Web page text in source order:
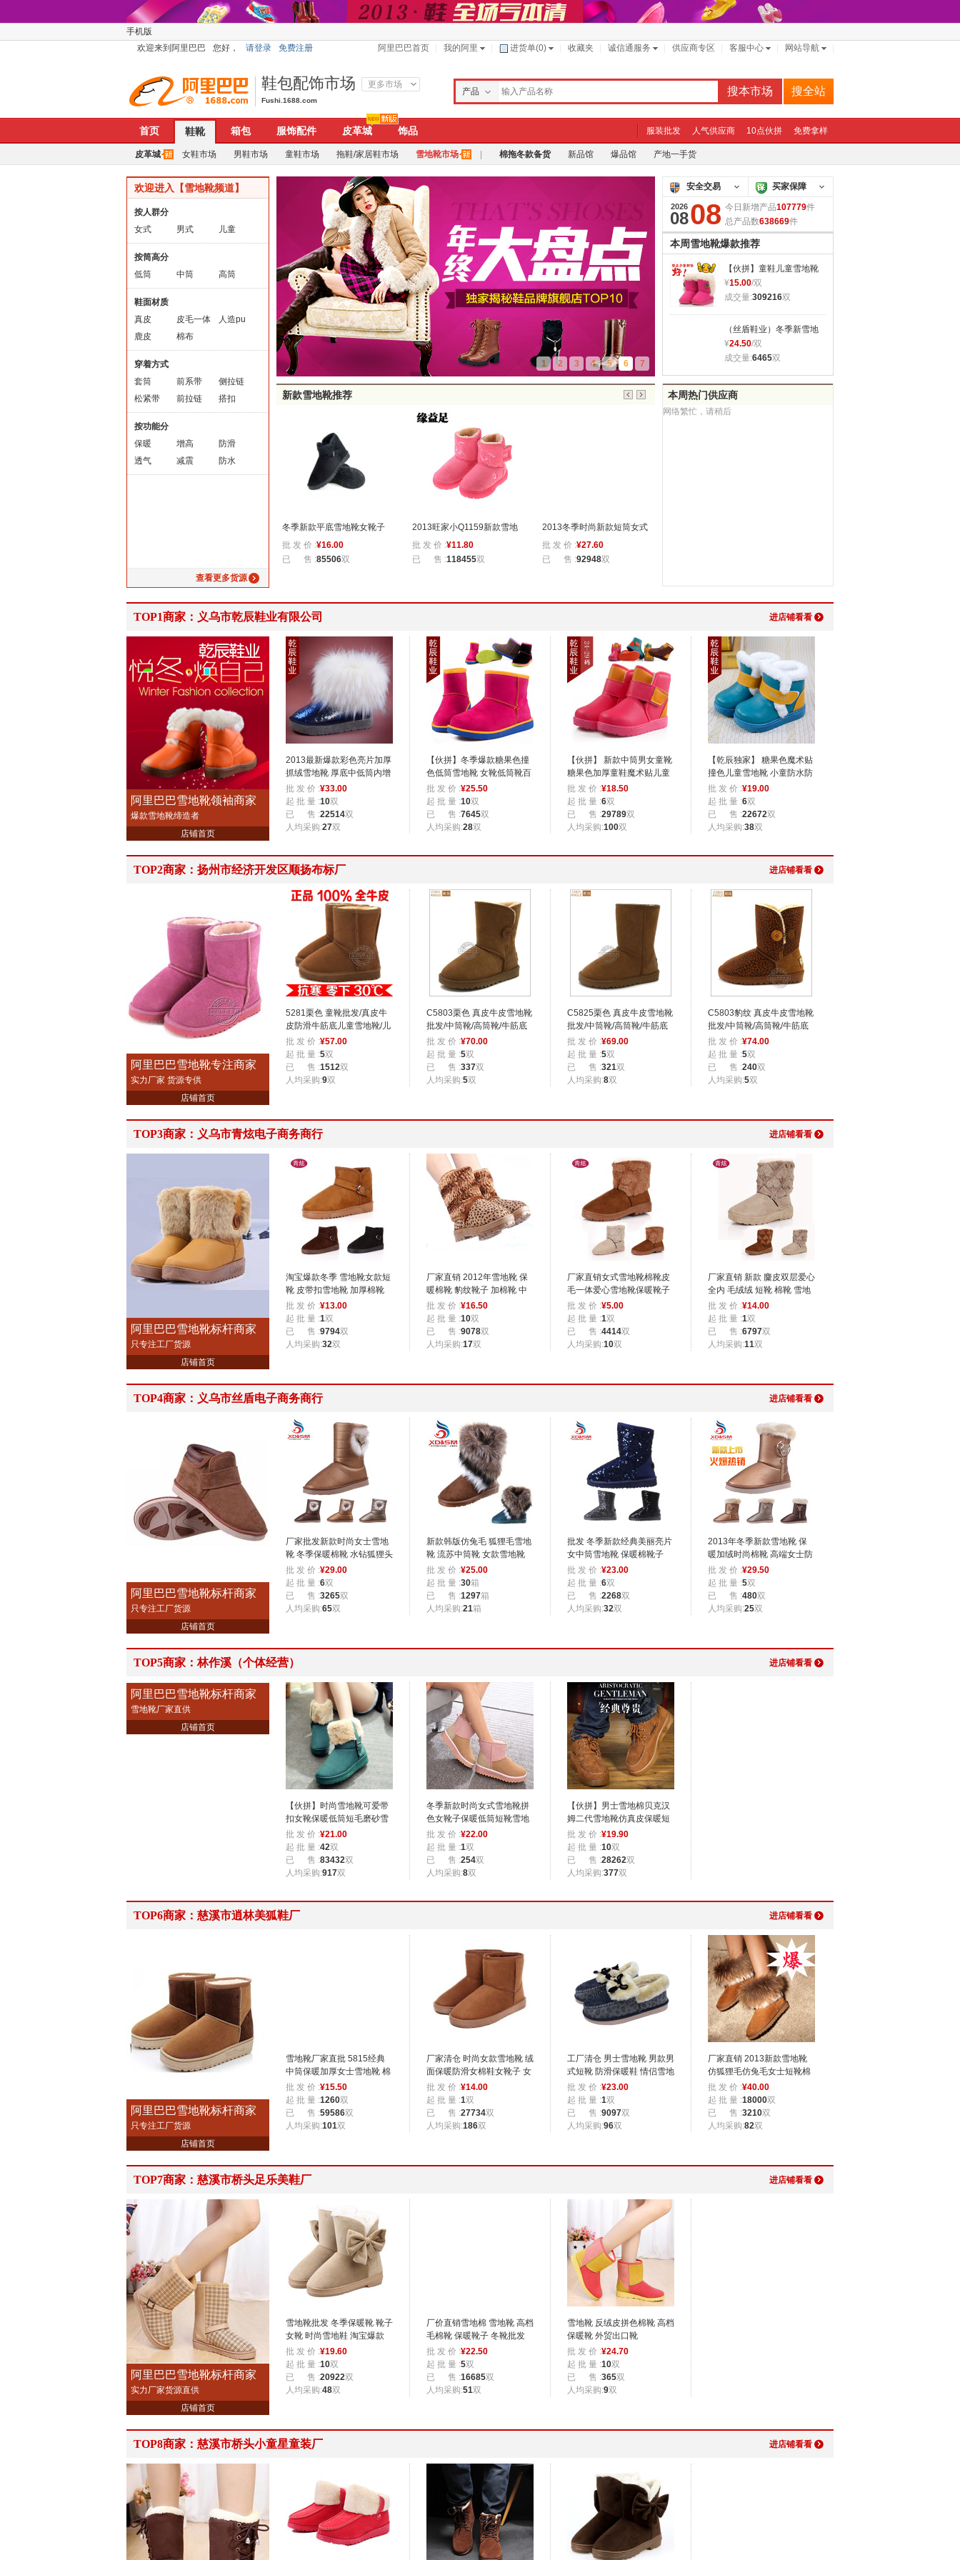
手机版
您好，
欢迎来到阿里巴巴 请登录 免费注册 阿里巴巴首页 我的阿里 进货单(0) 收藏夹 诚信通服务 供应商专区 客服中心 网站导航
鞋包配饰市场 更多市场
Fushi.1688.com
产品 搜本市场 搜全站
首页 鞋靴 箱包 服饰配件 皮革城 饰品 服装批发 人气供应商 10点伙拼 免费拿样
皮革城 女鞋市场 男鞋市场 童鞋市场 拖鞋/家居鞋市场 雪地靴市场 棉拖冬款备货 新品馆 爆品馆 产地一手货
欢迎进入【雪地靴频道】
按人群分
女式
男式 儿童
按筒高分
低筒
中筒 高筒
鞋面材质
真皮
皮毛一体
人造pu
鹿皮
棉布
穿着方式
套筒
前系带
侧拉链
松紧带
前拉链 搭扣
按功能分
保暖
增高
防滑
透气
减震 防水
查看更多货源
1 2 3 4 5 6 7
新款雪地靴推荐
冬季新款平底雪地靴女靴子
平跟短筒搭扣靴棉鞋女鞋 批
批 发 价 :¥16.00
已 售 :85506双
2013旺家小Q1159新款雪地
靴批发 可爱儿童雪地靴 厂家
批 发 价 :¥11.80
已 售 :118455双
2013冬季时尚新款短筒女式
雪地鞋 加绒加厚潮流雪地靴
批 发 价 :¥27.60
已 售 :92948双
安全交易 买家保障
2026
0808 今日新增产品107779件
总产品数638669件
本周雪地靴爆款推荐
【伙拼】童鞋儿童雪地靴
加厚超柔保暖翻毛防滑学
步鞋厂家批发直销
¥15.00/双
成交量:309216双
（丝盾鞋业）冬季新雪地
靴女中筒靴蝴蝶结棉靴休
闲雪地鞋冬保暖鞋
¥24.50/双
成交量:6465双
本周热门供应商
网络繁忙，请稍后
TOP1商家：义乌市乾辰鞋业有限公司 进店铺看看
阿里巴巴雪地靴领袖商家
爆款雪地靴缔造者
店铺首页
2013最新爆款彩色亮片加厚
抓绒雪地靴 厚底中低筒内增
高女棉靴子
批 发 价 :¥33.00
起 批 量 :10双
已 售 :22514双
人均采购:27双
【伙拼】冬季爆款糖果色撞
色低筒雪地靴 女靴低筒靴百
搭时尚靴子
批 发 价 :¥25.50
起 批 量 :10双
已 售 :7645双
人均采购:28双
【伙拼】 新款中筒男女童靴
糖果色加厚童鞋魔术贴儿童
雪地靴批发
批 发 价 :¥18.50
起 批 量 :6双
已 售 :29789双
人均采购:100双
【乾辰独家】 糖果色魔术贴
撞色儿童雪地靴 小童防水防
滑棉靴
批 发 价 :¥19.00
起 批 量 :6双
已 售 :22672双
人均采购:38双
TOP2商家：扬州市经济开发区顺扬布标厂 进店铺看看
阿里巴巴雪地靴专注商家
实力厂家 货源专供
店铺首页
5281栗色 童靴批发/真皮牛
皮防滑牛筋底儿童雪地靴/儿
童靴子/童鞋
批 发 价 :¥57.00
起 批 量 :5双
已 售 :1512双
人均采购:9双
C5803栗色 真皮牛皮雪地靴
批发/中筒靴/高筒靴/牛筋底
女靴子/冬靴
批 发 价 :¥70.00
起 批 量 :5双
已 售 :337双
人均采购:5双
C5825栗色 真皮牛皮雪地靴
批发/中筒靴/高筒靴/牛筋底
女靴子/冬靴
批 发 价 :¥69.00
起 批 量 :5双
已 售 :321双
人均采购:8双
C5803豹纹 真皮牛皮雪地靴
批发/中筒靴/高筒靴/牛筋底
女靴子/冬靴
批 发 价 :¥74.00
起 批 量 :5双
已 售 :240双
人均采购:5双
TOP3商家：义乌市青炫电子商务商行 进店铺看看
阿里巴巴雪地靴标杆商家
只专注工厂货源
店铺首页
淘宝爆款冬季 雪地靴女款短
靴 皮带扣雪地靴 加厚棉靴
保暖鞋
批 发 价 :¥13.00
起 批 量 :1双
已 售 :9794双
人均采购:32双
厂家直销 2012年雪地靴 保
暖棉靴 豹纹靴子 加棉靴 中
筒靴 居家鞋
批 发 价 :¥16.50
起 批 量 :10双
已 售 :9078双
人均采购:17双
厂家直销女式雪地靴棉靴皮
毛一体爱心雪地靴保暖靴子
库存清仓批发
批 发 价 :¥5.00
起 批 量 :1双
已 售 :4414双
人均采购:10双
厂家直销 新款 麜皮双层爱心
全内 毛绒绒 短靴 棉靴 雪地
靴保暖靴
批 发 价 :¥14.00
起 批 量 :1双
已 售 :6797双
人均采购:11双
TOP4商家：义乌市丝盾电子商务商行 进店铺看看
阿里巴巴雪地靴标杆商家
只专注工厂货源
店铺首页
厂家批发新款时尚女士雪地
靴 冬季保暖棉靴 水钻狐狸头
中筒雪地靴
批 发 价 :¥29.00
起 批 量 :6双
已 售 :3265双
人均采购:65双
新款韩版仿兔毛 狐狸毛雪地
靴 流苏中筒靴 女款雪地靴
批发
批 发 价 :¥25.00
起 批 量 :30箱
已 售 :1297箱
人均采购:21箱
批发 冬季新款经典美丽亮片
女中筒雪地靴 保暖棉靴子
批 发 价 :¥23.00
起 批 量 :6双
已 售 :2268双
人均采购:32双
2013年冬季新款雪地靴 保
暖加绒时尚棉靴 高端女士防
滑棉鞋 批发
批 发 价 :¥29.50
起 批 量 :5双
已 售 :480双
人均采购:25双
TOP5商家：林作溪（个体经营） 进店铺看看
阿里巴巴雪地靴标杆商家
雪地靴厂家直供
店铺首页
【伙拼】时尚雪地靴可爱带
扣女靴保暖低筒短毛磨砂雪
地靴厂家批发
批 发 价 :¥21.00
起 批 量 :42双
已 售 :83432双
人均采购:917双
冬季新款时尚女式雪地靴拼
色女靴子保暖低筒短靴雪地
靴厂家批发
批 发 价 :¥22.00
起 批 量 :1双
已 售 :254双
人均采购:8双
【伙拼】男士雪地棉贝克汉
姆二代雪地靴仿真皮保暖短
靴厂家批发
批 发 价 :¥19.90
起 批 量 :10双
已 售 :28262双
人均采购:377双
TOP6商家：慈溪市逍林美狐鞋厂 进店铺看看
阿里巴巴雪地靴标杆商家
只专注工厂货源
店铺首页
雪地靴厂家直批 5815经典
中筒保暖加厚女士雪地靴 棉
靴 批发
批 发 价 :¥15.50
起 批 量 :1260双
已 售 :59586双
人均采购:101双
厂家清仓 时尚女款雪地靴 绒
面保暖防滑女棉鞋女靴子 女
式短靴
批 发 价 :¥14.00
起 批 量 :1双
已 售 :27734双
人均采购:186双
工厂清仓 男士雪地靴 男款男
式短靴 防滑保暖鞋 情侣雪地
靴
批 发 价 :¥23.00
起 批 量 :1双
已 售 :9097双
人均采购:96双
厂家直销 2013新款雪地靴
仿狐狸毛仿兔毛女士短靴棉
鞋保暖靴批发
批 发 价 :¥40.00
起 批 量 :18000双
已 售 :3210双
人均采购:82双
TOP7商家：慈溪市桥头足乐美鞋厂 进店铺看看
阿里巴巴雪地靴标杆商家
实力厂家货源直供
店铺首页
雪地靴批发 冬季保暖靴 靴子
女靴 时尚雪地鞋 淘宝爆款
B28
批 发 价 :¥19.60
起 批 量 :10双
已 售 :20922双
人均采购:48双
厂价直销雪地棉 雪地靴 高档
毛棉靴 保暖靴子 冬靴批发
B9
批 发 价 :¥22.50
起 批 量 :5双
已 售 :16685双
人均采购:51双
雪地靴 反绒皮拼色棉靴 高档
保暖靴 外贸出口靴
批 发 价 :¥24.70
起 批 量 :10双
已 售 :365双
人均采购:9双
TOP8商家：慈溪市桥头小童星童装厂 进店铺看看